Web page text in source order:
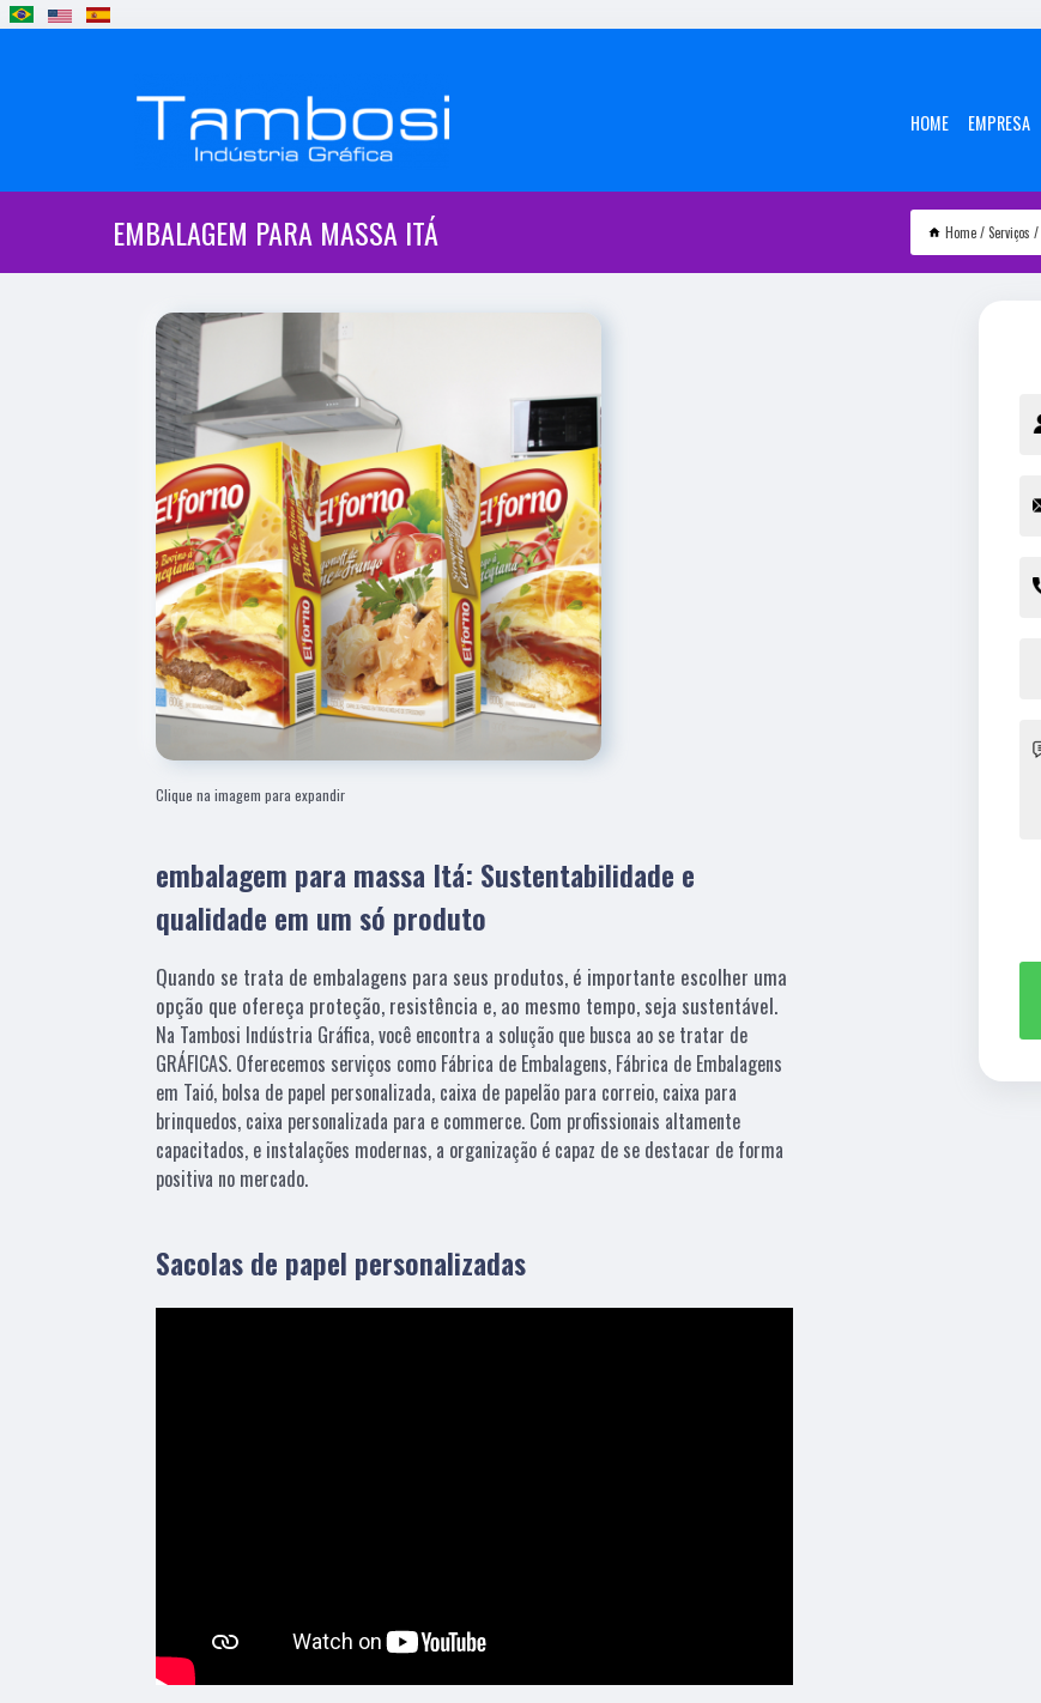
HOME EMPRESA
EMBALAGEM PARA MASSA ITÁ Home Serviços
Clique na imagem para expandir
embalagem para massa Itá: Sustentabilidade e
qualidade em um só produto
Quando se trata de embalagens para seus produtos, é importante escolher uma
opção que ofereça proteção, resistência e, ao mesmo tempo, seja sustentável.
Na Tambosi Indústria Gráfica, você encontra a solução que busca ao se tratar de
GRÁFICAS. Oferecemos serviços como Fábrica de Embalagens, Fábrica de Embalagens
em Taió, bolsa de papel personalizada, caixa de papelão para correio, caixa para
brinquedos, caixa personalizada para e commerce. Com profissionais altamente
capacitados, e instalações modernas, a organização é capaz de se destacar de forma
positiva no mercado.
Sacolas de papel personalizadas